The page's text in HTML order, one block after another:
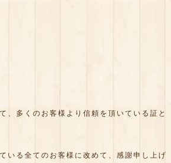
、多くのお客様より信頼を頂いている証と
いる全てのお客様に改めて、感謝申し上げ